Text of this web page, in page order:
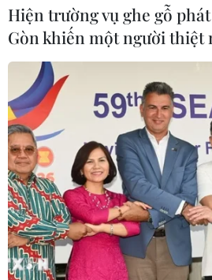
Bài 2: 10 năm Cuộc vận
niềm tự hào ‘Made in
11/06/2019 22:19
Thành quả đạt được sau 10 năm
động “Người Việt Nam ưu tiên
Hiện trường vụ ghe gỗ
Gòn khiến một người thiệt